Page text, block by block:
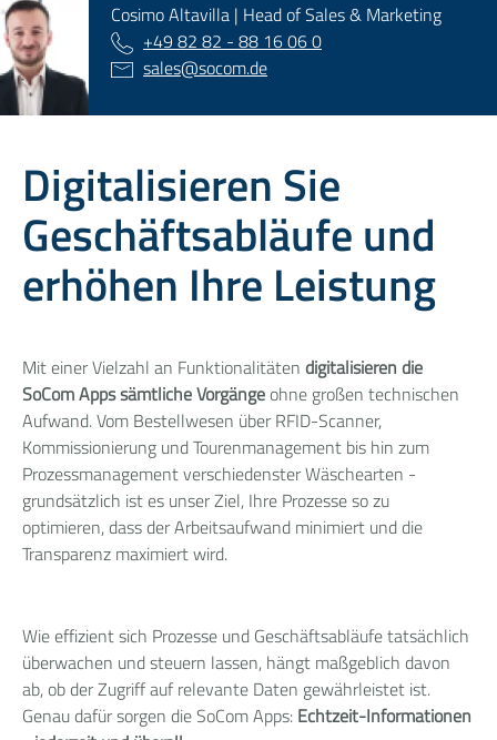
Cosimo Altavilla | Head of Sales & Marketing
+49 82 82 - 88 16 06 0
sales@socom.de
Digitalisieren Sie
Geschäftsabläufe und
erhöhen Ihre Leistung
Mit einer Vielzahl an Funktionalitäten digitalisieren die
SoCom Apps sämtliche Vorgänge ohne großen technischen
Aufwand. Vom Bestellwesen über RFID-Scanner,
Kommissionierung und Tourenmanagement bis hin zum
Prozessmanagement verschiedenster Wäschearten -
grundsätzlich ist es unser Ziel, Ihre Prozesse so zu
optimieren, dass der Arbeitsaufwand minimiert und die
Transparenz maximiert wird.
Wie effizient sich Prozesse und Geschäftsabläufe tatsächlich
überwachen und steuern lassen, hängt maßgeblich davon
ab, ob der Zugriff auf relevante Daten gewährleistet ist.
Genau dafür sorgen die SoCom Apps: Echtzeit-Informationen